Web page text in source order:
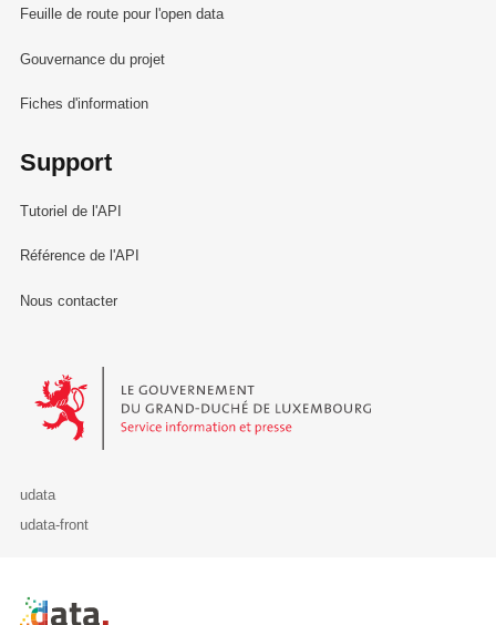
Feuille de route pour l'open data
Gouvernance du projet
Fiches d'information
Support
Tutoriel de l'API
Référence de l'API
Nous contacter
Le Gouvernement du Grand-Duché de Luxembourg - Service
udata
udata-front
Retour à l'accueil de data.public.lu